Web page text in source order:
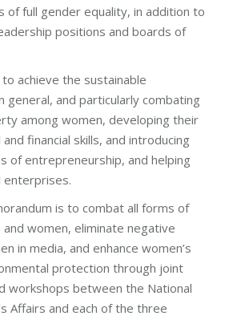
of full gender equality, in addition to
positions and boards of
achieve the sustainable
general, and particularly combating
among women, developing their
financial skills, and introducing
of entrepreneurship, and helping
enterprises.
is to combat all forms of
women, eliminate negative
in media, and enhance women’s
protection through joint
workshops between the National
Affairs and each of the three